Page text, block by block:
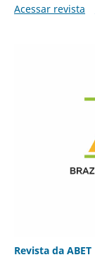
Acessar revista
Revista da ABET